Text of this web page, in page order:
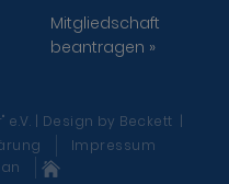
Mitgliedschaft
beantragen »
| Design by Beckett |
Impressum